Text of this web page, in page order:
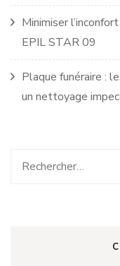
Minimiser
EPIL STAR 09
Plaque funéraire :
un nettoyage
Rechercher :